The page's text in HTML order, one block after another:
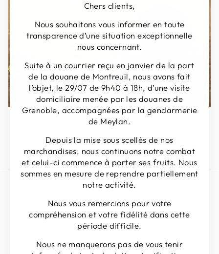
Chers clients,
Nous souhaitons vous informer en toute
transparence d’une situation exceptionnelle
nous concernant.
Suite à un courrier reçu en janvier de la part
de la douane de Montreuil, nous avons fait
l’objet, le 29/07 de 9h40 à 18h, d’une visite
domiciliaire menée par les douanes de
Grenoble, accompagnées par la gendarmerie
de Meylan.
Depuis la mise sous scellés de nos
marchandises, nous continuons notre combat
et celui-ci commence à porter ses fruits. Nous
sommes en mesure de reprendre partiellement
notre activité.
Nous vous remercions pour votre
compréhension et votre fidélité dans cette
période difficile.
Nous ne manquerons pas de vous tenir
HONESTIDAD
En BerTabac somos transparentes con usted.
Queremos ofrecerle una experiencia única.
Buscar en
Condiciones de uso
Condiciones generales de venta
Política de reembolso